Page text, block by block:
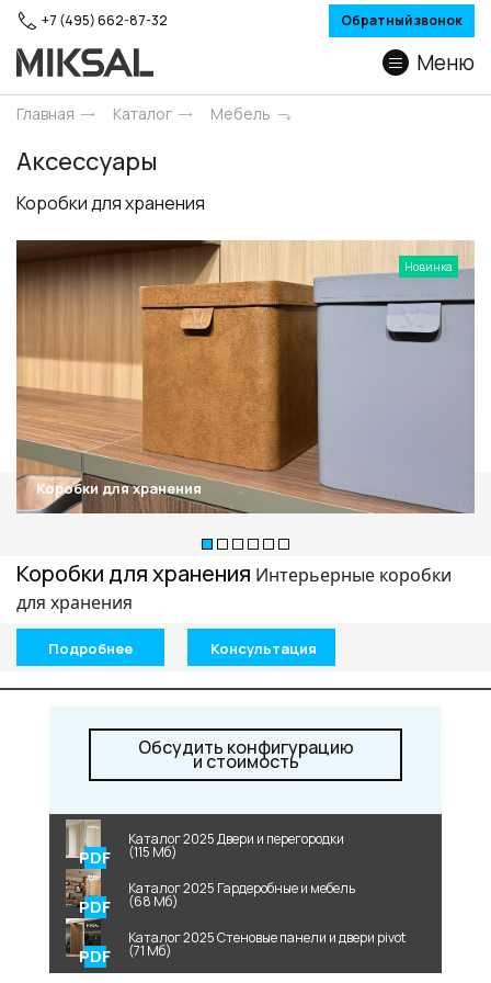
+7 (495) 662-87-32 Обратный звонок
Меню
Главная Каталог Мебель
Аксессуары
Коробки для хранения
Коробки для хранения Интерьерные коробки
для хранения
Коробки для хранения
Подробнее Консультация
Новинка
Обсудить конфигурацию
и стоимость
Каталог 2025 Двери и перегородки
(115 Мб)
Каталог 2025 Гардеробные и мебель
(68 Мб)
Каталог 2025 Стеновые панели и двери pivot
(71 Мб)
+7 495 662 87 32
salon@miksal.ru
Белорусская
г. Москва, ул. Бутырский Вал, д. 32
пн-сб 10:00 - 20:00 (вс 10:00 - 19:00)
(9.05 -выходной)
Посмотреть на карте
Email:salon@miksal.ru